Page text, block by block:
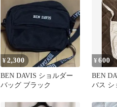
¥2,300
BEN DAVIS ショルダー
バッグ ブラック
¥600
BEN
バス シ